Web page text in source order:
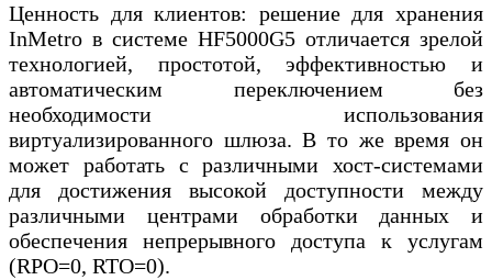
Ценность для клиентов: решение для хранения
InMetro в системе HF5000G5 отличается зрелой
технологией, простотой, эффективностью и
автоматическим переключением без
необходимости использования
виртуализированного шлюза. В то же время он
может работать с различными хост-системами
для достижения высокой доступности между
различными центрами обработки данных и
обеспечения непрерывного доступа к услугам
(RPO=0, RTO=0).